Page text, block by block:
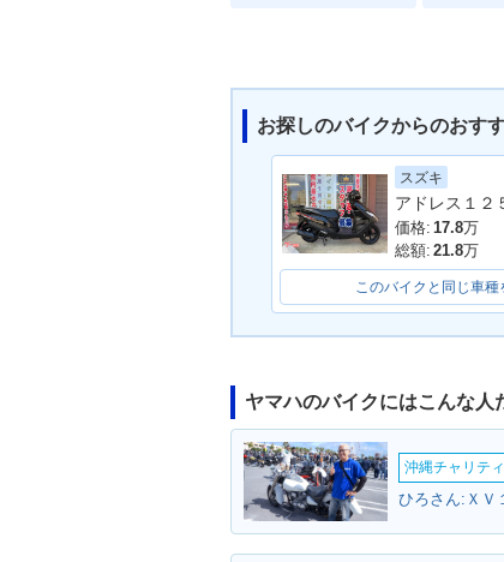
お探しのバイクからのおす
スズキ
価格: 17.8万
総額: 21.8万
このバイクと同じ車種
ヤマハのバイクにはこんな人
沖縄チャリテ
ひろさん:ＸＶ